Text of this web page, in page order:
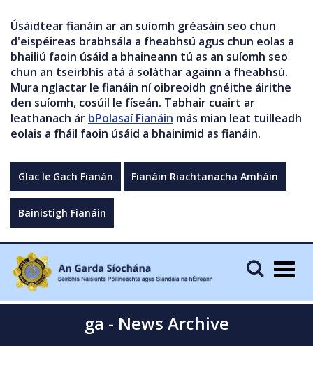
Úsáidtear fianáin ar an suíomh gréasáin seo chun
d'eispéireas brabhsála a fheabhsú agus chun eolas a
bhailiú faoin úsáid a bhaineann tú as an suíomh seo
chun an tseirbhís atá á soláthar againn a fheabhsú.
Mura nglactar le fianáin ní oibreoidh gnéithe áirithe
den suíomh, cosúil le físeán. Tabhair cuairt ar
leathanach ár bPolasaí Fianáin más mian leat tuilleadh
eolais a fháil faoin úsáid a bhainimid as fianáin.
Glac le Gach Fianán Fianáin Riachtanacha Amháin
Bainistigh Fianáin
ga - News Archive